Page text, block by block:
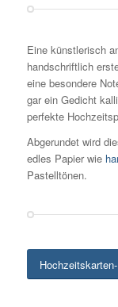
Eine künstlerisch
handschriftlich
eine besondere
gar ein Gedicht
perfekte
Abgerundet wird
edles Papier wie
Pastelltönen.